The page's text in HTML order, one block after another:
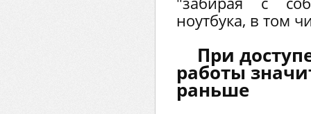
ноутбука, в том
При
работы
раньше